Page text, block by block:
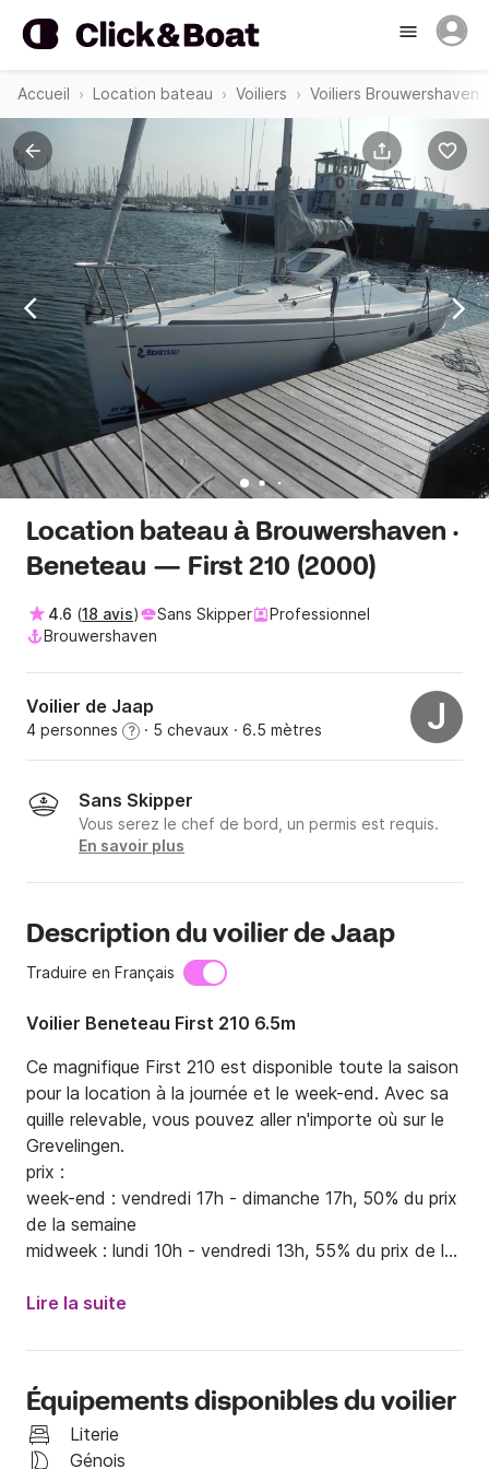
Accueil Location bateau Voiliers Voiliers Brouwershaven
Location bateau à Brouwershaven ·
Beneteau — First 210 (2000)
4.6 (18 avis) Sans Skipper
Professionnel
Brouwershaven
Voilier de Jaap
4 personnes ? · 5 chevaux · 6.5 mètres J
Sans Skipper
Vous serez le chef de bord, un permis est requis.
En savoir plus
Description du voilier de Jaap
Traduire en Français
Voilier Beneteau First 210 6.5m
Ce magnifique First 210 est disponible toute la saison
pour la location à la journée et le week-end. Avec sa
quille relevable, vous pouvez aller n'importe où sur le
Grevelingen.
prix :
week-end : vendredi 17h - dimanche 17h, 50% du prix
de la semaine
midweek : lundi 10h - vendredi 13h, 55% du prix de la
n'a pas de toilettes ni de réfrigérateur mais il a de
très bonnes qualités de navigation.
A Brouwershaven, en été, un endroit animé sur le lac
de Grevelingen avec divers restaurants, un
Lire la suite
Équipements disponibles du voilier
Literie
Génois